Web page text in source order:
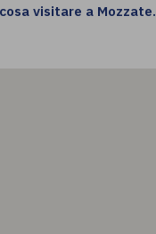
cosa visitare a Mozzate.